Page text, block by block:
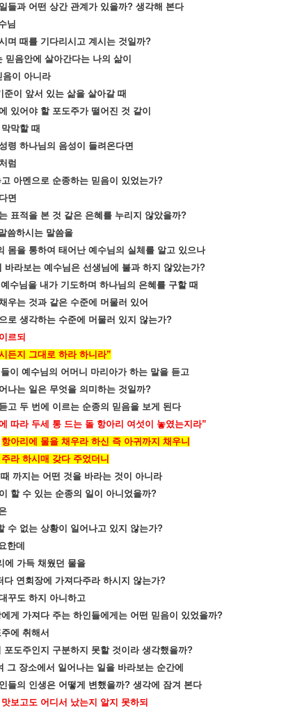
들과 어떤 상간 관계가 있을까? 생각해 본다
님
며 때를 기다리시고 계시는 것일까?
믿음안에 살아간다는 나의 삶이
음이 아니라
이 앞서 있는 삶을 살아갈 때
있어야 할 포도주가 떨어진 것 같이
막할 때
령 하나님의 음성이 들려온다면
럼
아멘으로 순종하는 믿음이 있었는가?
면
표적을 본 것 같은 은혜를 누리지 않았을까?
씀하시는 말씀을
몸을 통하여 태어난 예수님의 실체를 알고 있으나
바라보는 예수님은 선생님에 불과 하지 않았는가?
수님을 내가 기도하며 하나님의 은혜를 구할 때
우는 것과 같은 수준에 머물러 있어
로 생각하는 수준에 머물러 있지 않는가?
르되
든지 그대로 하라 하니라”
이 예수님의 어머니 마리아가 하는 말을 듣고
나는 일은 무엇을 의미하는 것일까?
고 두 번에 이르는 순종의 믿음을 보게 된다
따라 두세 통 드는 돌 항아리 여섯이 놓였는지라”
항아리에 물을 채우라 하신 즉 아귀까지 채우니
라 하시매 갖다 주었더니
까지는 어떤 것을 바라는 것이 아니라
할 수 있는 순종의 일이 아니었을까?
수 없는 상황이 일어나고 있지 않는가?
한데
에 가득 채웠던 물을
연회장에 가져다주라 하시지 않는가?
꾸도 하지 아니하고
게 가져다 주는 하인들에게는 어떤 믿음이 있었을까?
에 취해서
도주인지 구분하지 못할 것이라 생각했을까?
그 장소에서 일어나는 일을 바라보는 순간에
들의 인생은 어떻게 변했을까? 생각에 잠겨 본다
보고도 어디서 났는지 알지 못하되